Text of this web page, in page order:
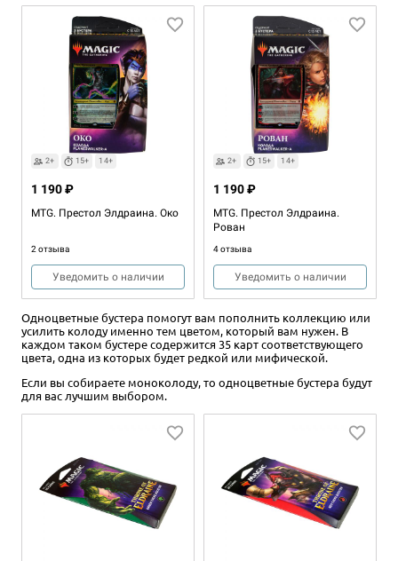
2+ 15+ 14+
MTG. Престол Элдраина. Око
2 отзыва
1 190 ₽
Уведомить о наличии
2+ 15+ 14+
MTG. Престол Элдраина.
Рован
4 отзыва
1 190 ₽
Уведомить о наличии
MTG. Throne of Eldraine. Oko
1 495 ₽
15+
MTG. Throne of Eldraine. Rowan
1 495 ₽
Одноцветные бустера помогут вам пополнить коллекцию или
усилить колоду именно тем цветом, который вам нужен. В
каждом таком бустере содержится 35 карт соответствующего
цвета, одна из которых будет редкой или мифической.
Если вы собираете моноколоду, то одноцветные бустера будут
для вас лучшим выбором.